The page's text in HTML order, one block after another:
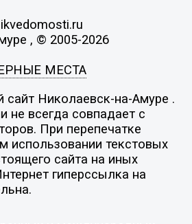
, © 2005-2026
МЕСТА
Николаевск-на-Амуре .
не всегда совпадает с
При перепечатке
использовании текстовых
сайта на иных
гиперссылка на